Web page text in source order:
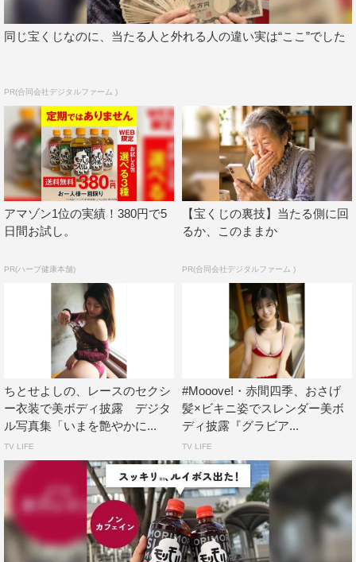
同じ宝くじなのに、当たる人と外れる人の違い実は“ここ”でした
PR(合同会社デジタルファーム )
アマゾン1位の実績！380円で5
日間お試し。
PR(ハーブ健康本舗)
【宝くじの裏技】当たる側に回
るか、このままか
PR(合同会社デジタルファーム )
ちとせよしの、レースのセクシ
ー衣装で美ボディ披露 デジタ
ル写真集「いまを艶やかに...
TV LIFE
#Mooove!・赤間四季、おさげ
髪×ビキニ姿でスレンダー美ボ
ディ披露『グラビア...
TV LIFE